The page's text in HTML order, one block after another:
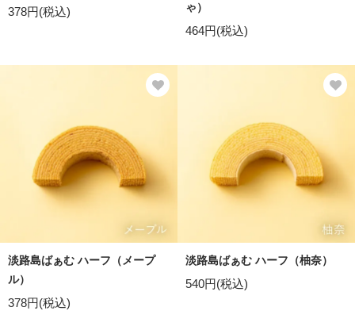
378円(税込)
ゃ）
464円(税込)
淡路島ばぁむ ハーフ（メープ
ル）
378円(税込)
淡路島ばぁむ ハーフ（柚奈）
540円(税込)